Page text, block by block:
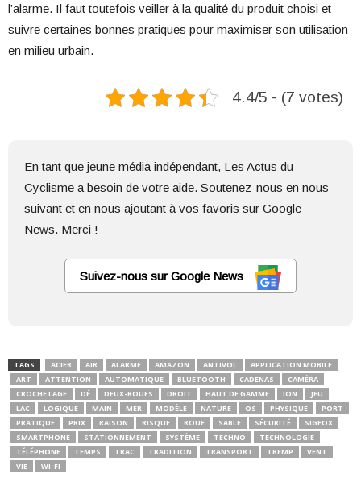
l’alarme. Il faut toutefois veiller à la qualité du produit choisi et
suivre certaines bonnes pratiques pour maximiser son utilisation
en milieu urbain.
4.4/5 - (7 votes)
En tant que jeune média indépendant, Les Actus du
Cyclisme a besoin de votre aide. Soutenez-nous en nous
suivant et en nous ajoutant à vos favoris sur Google
News. Merci !
Suivez-nous sur Google News
TAGS ACIER AIR ALARME AMAZON ANTIVOL
APPLICATION MOBILE
ART
ATTENTION AUTOMATIQUE BLUETOOTH CADENAS
CAMÉRA
CROCHETAGE
DÉ DEUX-ROUES DROIT HAUT DE GAMME ION
JEU
LAC
LOGIQUE MAIN MER MODÈLE NATURE OS PHYSIQUE
PORT
PRATIQUE
PRIX RAISON RISQUE ROUE SABLE SÉCURITÉ
SIGFOX
SMARTPHONE
STATIONNEMENT SYSTÈME TECHNO
TECHNOLOGIE
TÉLÉPHONE
TEMPS TRAC TRADITION TRANSPORT TREMP
VENT
VIE
WI-FI